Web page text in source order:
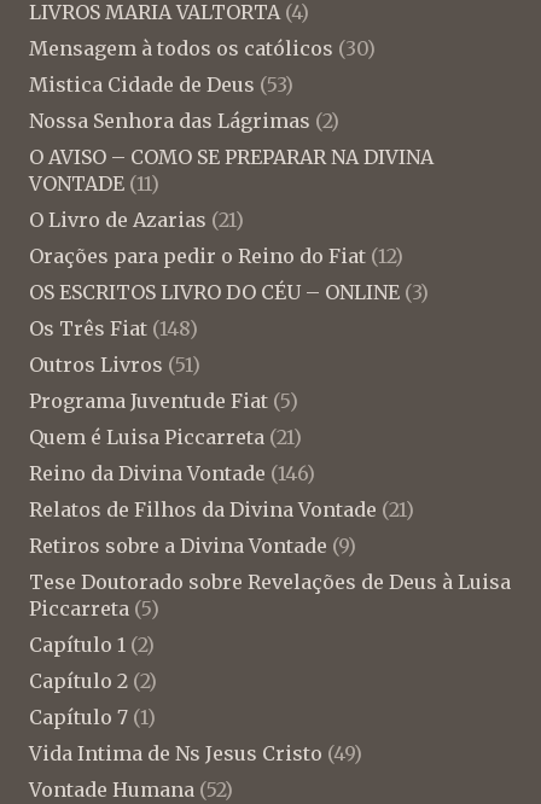
LIVROS MARIA VALTORTA (4)
Mensagem à todos os católicos (30)
Mistica Cidade de Deus (53)
Nossa Senhora das Lágrimas (2)
O AVISO – COMO SE PREPARAR NA DIVINA
VONTADE (11)
O Livro de Azarias (21)
Orações para pedir o Reino do Fiat (12)
OS ESCRITOS LIVRO DO CÉU – ONLINE (3)
Os Três Fiat (148)
Outros Livros (51)
Programa Juventude Fiat (5)
Quem é Luisa Piccarreta (21)
Reino da Divina Vontade (146)
Relatos de Filhos da Divina Vontade (21)
Retiros sobre a Divina Vontade (9)
Tese Doutorado sobre Revelações de Deus à Luisa
Piccarreta (5)
Capítulo 1 (2)
Capítulo 2 (2)
Capítulo 7 (1)
Vida Intima de Ns Jesus Cristo (49)
Vontade Humana (52)